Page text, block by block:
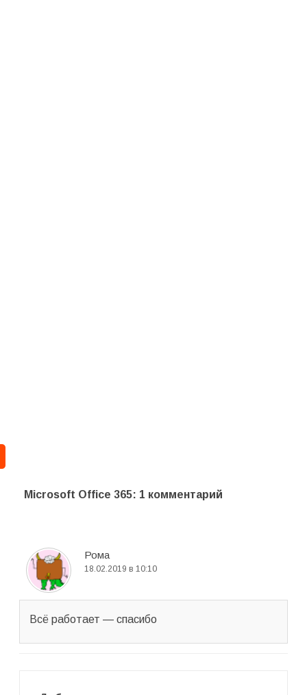
Microsoft Office 365: 1 комментарий
Рома
18.02.2019 в 10:10
Всё работает — спасибо